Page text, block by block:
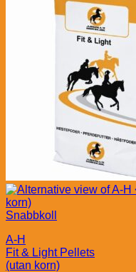
Snabbkoll
A-H
Fit & Light Pellets
(utan korn)